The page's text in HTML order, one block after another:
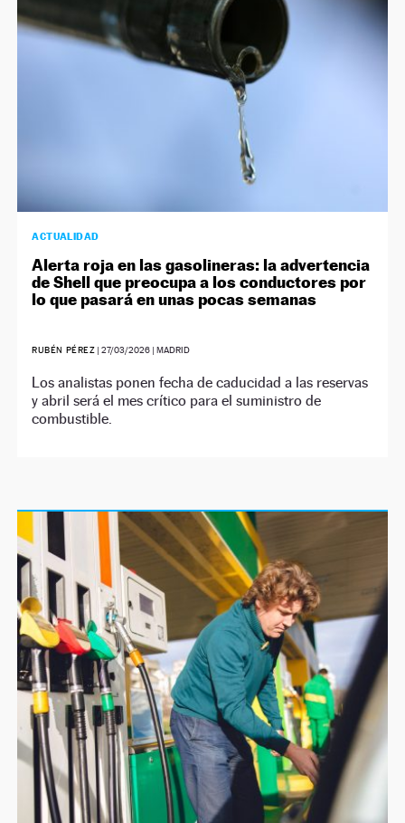
ACTUALIDAD
Alerta roja en las gasolineras: la advertencia
de Shell que preocupa a los conductores por
lo que pasará en unas pocas semanas
RUBÉN PÉREZ |27/03/2026 | MADRID
Los analistas ponen fecha de caducidad a las reservas
y abril será el mes crítico para el suministro de
combustible.